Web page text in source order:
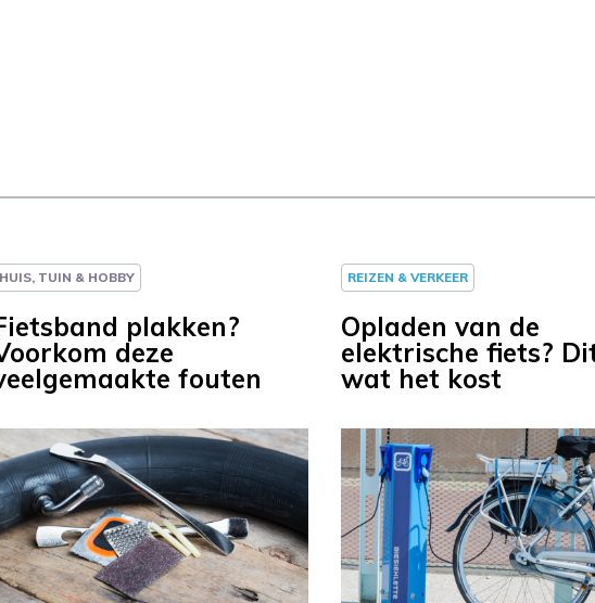
HUIS, TUIN & HOBBY
plakken?
deze
fouten
REIZEN & VERKEER
Opladen van de
elektrische fiets?
wat het kost